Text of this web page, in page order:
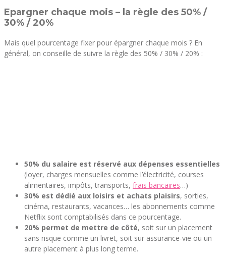
Epargner chaque mois – la règle des 50% /
30% / 20%
Mais quel pourcentage fixer pour épargner chaque mois ? En
général, on conseille de suivre la règle des 50% / 30% / 20% :
50% du salaire est réservé aux dépenses essentielles
(loyer, charges mensuelles comme l’électricité, courses
alimentaires, impôts, transports, frais bancaires…)
30% est dédié aux loisirs et achats plaisirs, sorties,
cinéma, restaurants, vacances… les abonnements comme
Netflix sont comptabilisés dans ce pourcentage.
20% permet de mettre de côté, soit sur un placement
sans risque comme un livret, soit sur assurance-vie ou un
autre placement à plus long terme.